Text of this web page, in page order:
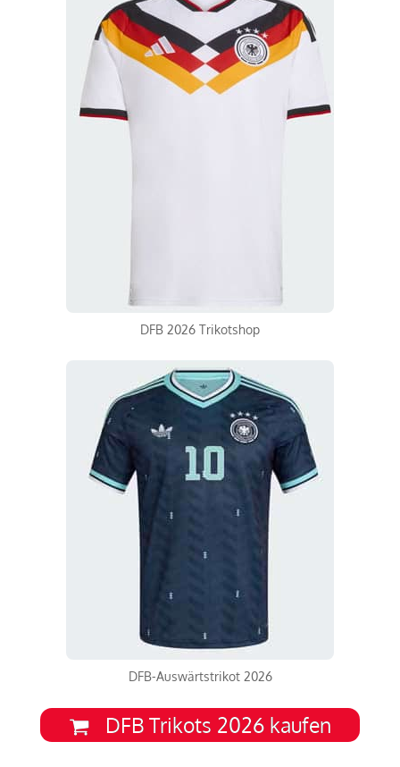
DFB 2026 Trikotshop
DFB-Auswärtstrikot 2026
DFB Trikots 2026 kaufen